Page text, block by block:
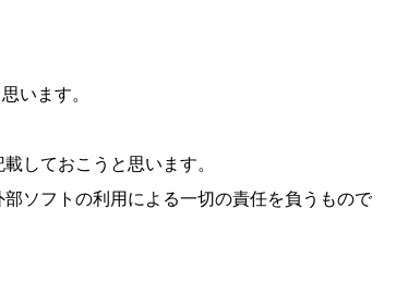
います。
しておこうと思います。
ソフトの利用による一切の責任を負うもので